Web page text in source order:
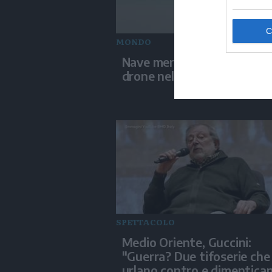
MONDO
Nave mercantile colpita da
drone nel Mar Nero
SPETTACOLO
Medio Oriente, Guccini:
"Guerra? Due tifoserie che